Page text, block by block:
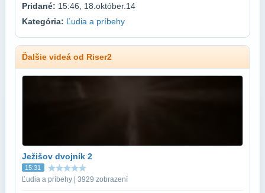
Pridané: 15:46, 18.október.14
Kategória: Ľudia a príbehy
Ďalšie videá od Riser2
Ježišov dvojník 2
15:31
Ľudia a príbehy | 3929 zobrazení